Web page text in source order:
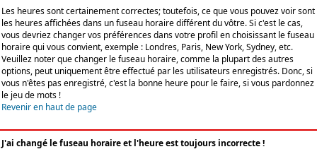
Les heures sont certainement correctes; toutefois, ce que vous pouvez voir sont
les heures affichées dans un fuseau horaire différent du vôtre. Si c'est le cas,
vous devriez changer vos préférences dans votre profil en choisissant le fuseau
horaire qui vous convient, exemple : Londres, Paris, New York, Sydney, etc.
Veuillez noter que changer le fuseau horaire, comme la plupart des autres
options, peut uniquement être effectué par les utilisateurs enregistrés. Donc, si
vous n'êtes pas enregistré, c'est la bonne heure pour le faire, si vous pardonnez
le jeu de mots !
Revenir en haut de page
J'ai changé le fuseau horaire et l'heure est toujours incorrecte !